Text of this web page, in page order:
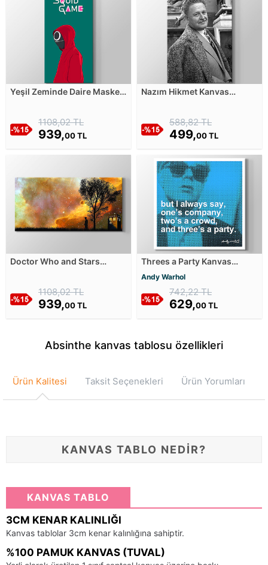
Yeşil Zeminde Daire Maskeli
1108,02 TL
939,00 TL
Nazım Hikmet Kanvas
588,82 TL
499,00 TL
Doctor Who and Stars
1108,02 TL
939,00 TL
Threes a Party Kanvas
Andy Warhol
742,22 TL
629,00 TL
Absinthe kanvas tablosu özellikleri
Ürün Kalitesi Taksit Seçenekleri Ürün Yorumları
KANVAS TABLO NEDİR?
KANVAS TABLO
3CM KENAR KALINLIĞI
Kanvas tablolar 3cm kenar kalınlığına sahiptir.
%100 PAMUK KANVAS (TUVAL)